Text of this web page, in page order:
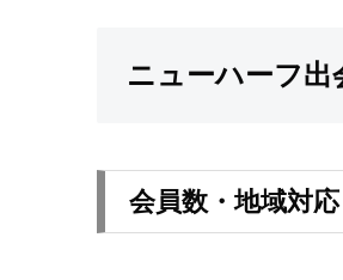
ニューハーフ
会員数・地域対